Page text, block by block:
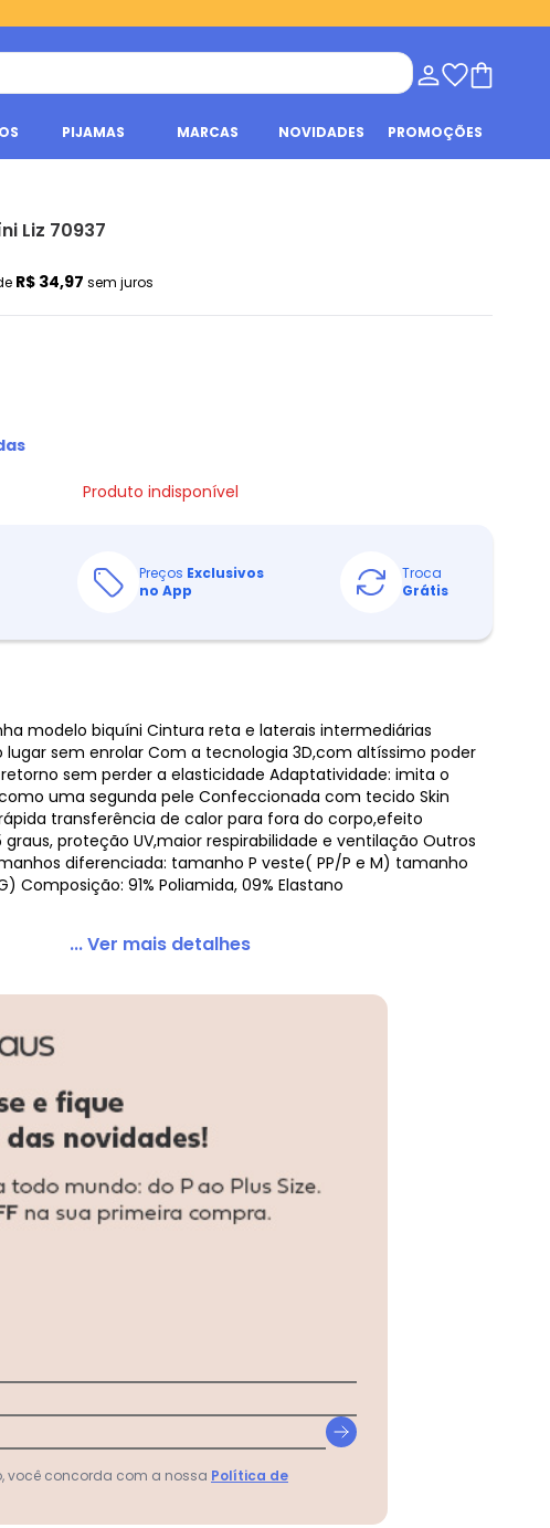
PIJAMAS MARCAS NOVIDADES PROMOÇÕES
Liz 70937
R$ 34,97 sem juros
Produto indisponível
Preços Exclusivos
no App
Troca
Grátis
modelo biquíni Cintura reta e laterais intermediárias
sem enrolar Com a tecnologia 3D,com altíssimo poder
sem perder a elasticidade Adaptatividade: imita o
uma segunda pele Confeccionada com tecido Skin
transferência de calor para fora do corpo,efeito
proteção UV,maior respirabilidade e ventilação Outros
diferenciada: tamanho P veste( PP/P e M) tamanho
Composição: 91% Poliamida, 09% Elastano
... Ver mais detalhes
você concorda com a nossa Política de